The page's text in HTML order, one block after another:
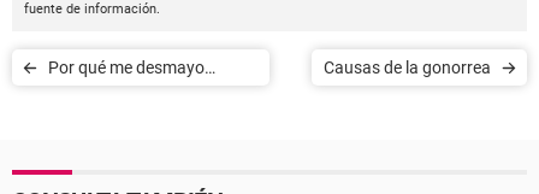
fuente de información.
Por qué me desmayo
Causas de la gonorrea